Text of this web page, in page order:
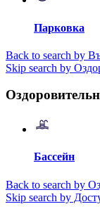
Парковка
Back to search by
Skip search by
Бассейн
Back to search by
Skip search by